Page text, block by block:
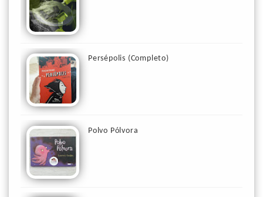
Persépolis (Completo)
Polvo Pólvora